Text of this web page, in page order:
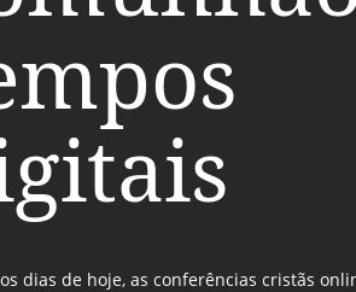
dias de hoje, as conferências cristãs